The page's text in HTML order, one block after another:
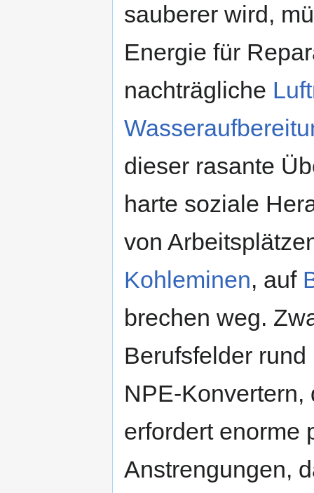
sauberer wird,
Energie für
nachträgliche
dieser rasante
harte soziale
von
Kohleminen, auf
brechen weg.
Berufsfelder
NPE-
erfordert enorme
Anstrengungen,